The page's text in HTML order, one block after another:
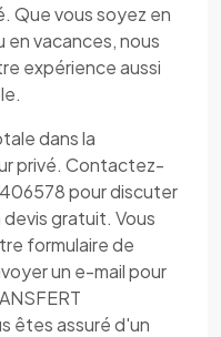
Que vous soyez en
vacances, nous
expérience aussi
dans la
privé. Contactez-
pour discuter
gratuit. Vous
formulaire de
un e-mail pour
êtes assuré d'un